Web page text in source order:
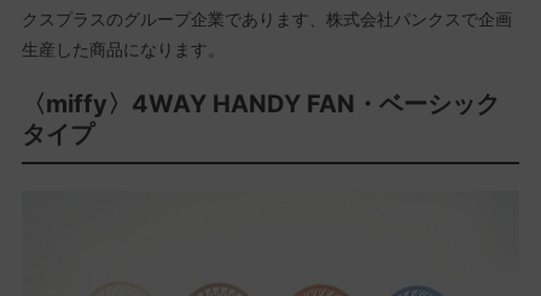
クスプラスのグループ企業であります、株式会社パンクスで企画
⽣産した商品になります。
〈miffy〉4WAY HANDY FAN・ベーシック
タイプ